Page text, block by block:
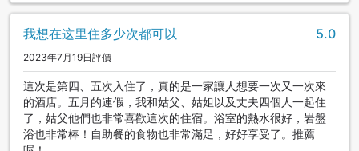
我想在这里住多少次都可以 5.0
2023年7月19日評價
這次是第四、五次入住了，真的是一家讓人想要一次又一次來
的酒店。五月的連假，我和姑父、姑姐以及丈夫四個人一起住
了，姑父他們也非常喜歡這次的住宿。浴室的熱水很好，岩盤
浴也非常棒！自助餐的食物也非常滿足，好好享受了。推薦